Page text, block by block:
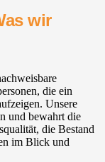
wir
die ein
Unsere
und bewahrt die
die Bestand
im Blick und